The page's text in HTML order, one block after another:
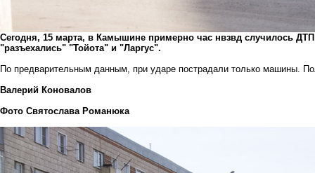
Сегодня, 15 марта, в Камышине примерно час нвзвд случилось
"разъехались" "Тойота" и "Ларгус".
По предварительным данным, при ударе пострадали только машины.
Валерий Коновалов
Фото Святослава Романюка